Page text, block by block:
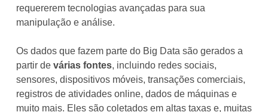
requererem tecnologias avançadas para sua
manipulação e análise.
Os dados que fazem parte do Big Data são gerados a
partir de várias fontes, incluindo redes sociais,
sensores, dispositivos móveis, transações comerciais,
registros de atividades online, dados de máquinas e
muito mais. Eles são coletados em altas taxas e, muitas